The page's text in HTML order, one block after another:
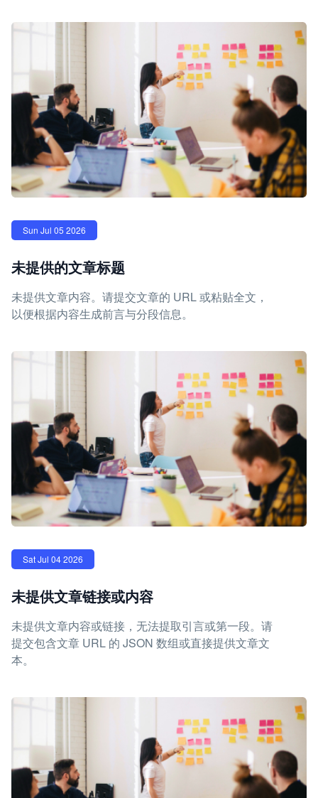
Sun Jul 05 2026
未提供的文章标题
未提供文章内容。请提交文章的 URL 或粘贴全文，
以便根据内容生成前言与分段信息。
Sat Jul 04 2026
未提供文章链接或内容
未提供文章内容或链接，无法提取引言或第一段。请
提交包含文章 URL 的 JSON 数组或直接提供文章文
本。